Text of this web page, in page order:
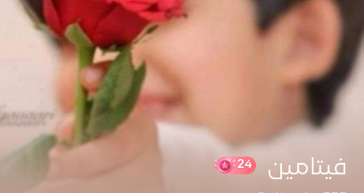
فيتامين